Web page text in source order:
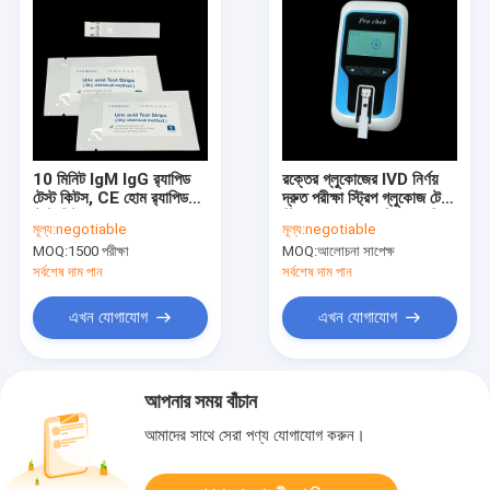
10 মিনিট IgM IgG র‌্যাপিড
টেস্ট কিটস, CE হোম র‌্যাপিড
মূল্য:negotiable
MOQ:1500 পরীক্ষা
সর্বশেষ দাম পান
এখন যোগাযোগ
রক্তের গ্লুকোজের IVD নির্ণয়
দ্রুত পরীক্ষা স্ট্রিপ গ্লুকোজ টেস্ট
মূল্য:negotiable
MOQ:আলোচনা সাপেক্ষ
সর্বশেষ দাম পান
এখন যোগাযোগ
আপনার সময় বাঁচান
আমাদের সাথে সেরা পণ্য যোগাযোগ করুন।